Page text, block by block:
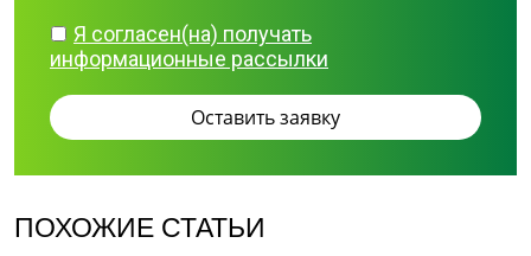
Я согласен(на) получать
информационные рассылки
ПОХОЖИЕ СТАТЬИ